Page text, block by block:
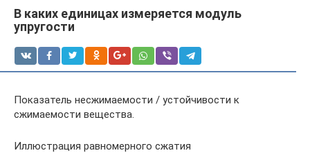
В каких единицах измеряется модуль
упругости
Показатель несжимаемости / устойчивости к
сжимаемости вещества.
Иллюстрация равномерного сжатия